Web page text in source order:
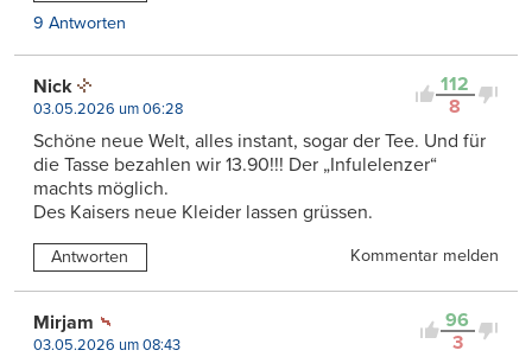
9 Antworten
112
8
Nick
03.05.2026 um 06:28
Schöne neue Welt, alles instant, sogar der Tee. Und für
die Tasse bezahlen wir 13.90!!! Der „Infulelenzer“
machts möglich.
Des Kaisers neue Kleider lassen grüssen.
Antworten Kommentar melden
96
3
Mirjam
03.05.2026 um 08:43